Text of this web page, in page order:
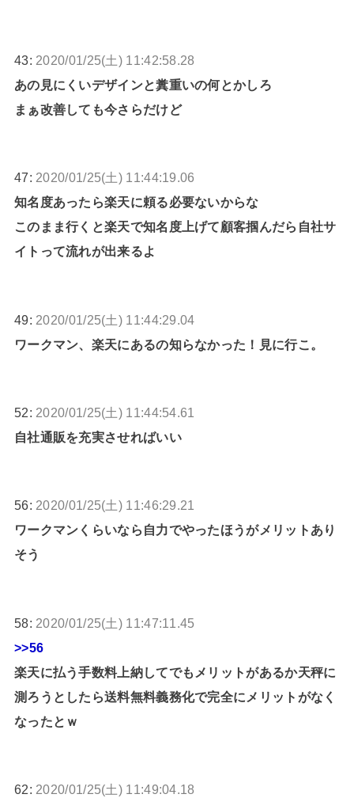
43: 2020/01/25(土) 11:42:58.28
あの見にくいデザインと糞重いの何とかしろ
まぁ改善しても今さらだけど
47: 2020/01/25(土) 11:44:19.06
知名度あったら楽天に頼る必要ないからな
このまま行くと楽天で知名度上げて顧客掴んだら自社サ
イトって流れが出来るよ
49: 2020/01/25(土) 11:44:29.04
ワークマン、楽天にあるの知らなかった！見に行こ。
52: 2020/01/25(土) 11:44:54.61
自社通販を充実させればいい
56: 2020/01/25(土) 11:46:29.21
ワークマンくらいなら自力でやったほうがメリットあり
そう
58: 2020/01/25(土) 11:47:11.45
>>56
楽天に払う手数料上納してでもメリットがあるか天秤に
測ろうとしたら送料無料義務化で完全にメリットがなく
なったとｗ
62: 2020/01/25(土) 11:49:04.18